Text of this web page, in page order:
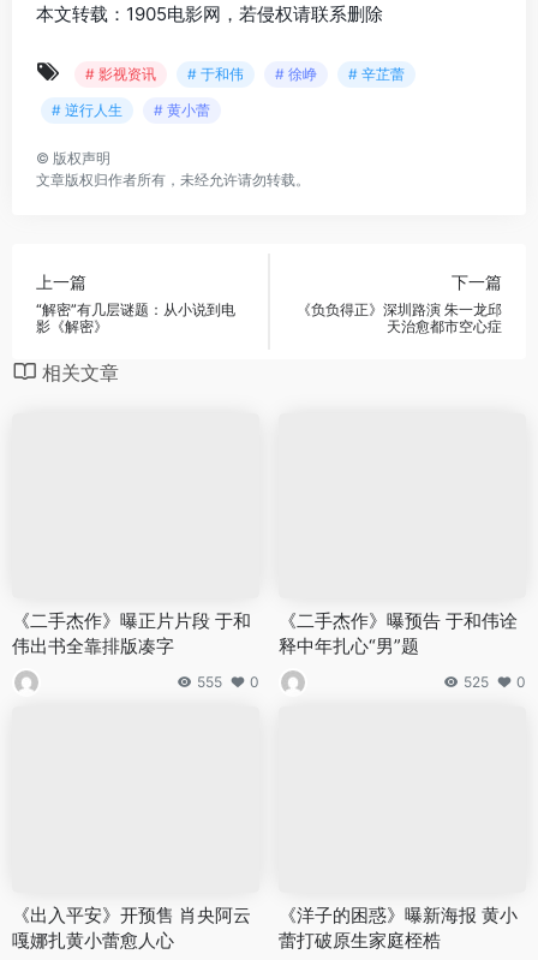
本文转载：1905电影网，若侵权请联系删除
# 影视资讯 # 于和伟 # 徐峥
# 辛芷蕾
# 逆行人生
# 黄小蕾
© 版权声明
文章版权归作者所有，未经允许请勿转载。
上一篇
“解密”有几层谜题：从小说到电
影《解密》
下一篇
《负负得正》深圳路演 朱一龙邱
天治愈都市空心症
相关文章
《二手杰作》曝正片片段 于和
伟出书全靠排版凑字
555 0
《二手杰作》曝预告 于和伟诠
释中年扎心“男”题
525 0
《出入平安》开预售 肖央阿云
嘎娜扎黄小蕾愈人心
《洋子的困惑》曝新海报 黄小
蕾打破原生家庭桎梏